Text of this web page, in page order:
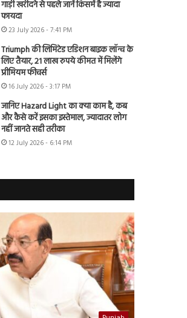
गाड़ी खरीदने से पहले जानें किसमें है ज्यादा
फायदा
23 July 2026 - 7:41 PM
Triumph की लिमिटेड एडिशन बाइक लॉन्च के
लिए तैयार, 21 लाख रुपये कीमत में मिलेंगे
प्रीमियम फीचर्स
16 July 2026 - 3:17 PM
जानिए Hazard Light का क्या काम है, कब
और कैसे करें इसका इस्तेमाल, ज्यादातर लोग
नहीं जानते सही तरीका
12 July 2026 - 6:14 PM